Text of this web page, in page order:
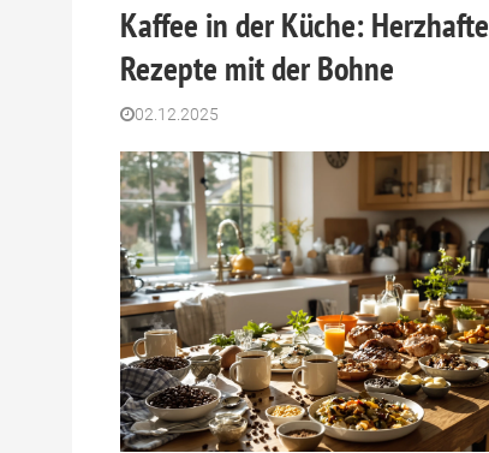
Kaffee in der Küche: Herzhafte
Rezepte mit der Bohne
02.12.2025